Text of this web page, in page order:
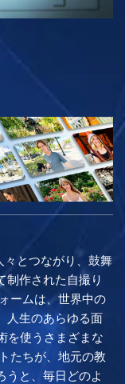
々とつながり、鼓舞
制作された自撮り
ームは、世界中の
人生のあらゆる面
を使うさまざまな
たちが、地元の教
うと、毎日どのよ